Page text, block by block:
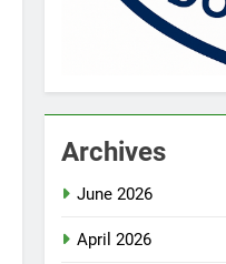
Archives
June 2026
April 2026